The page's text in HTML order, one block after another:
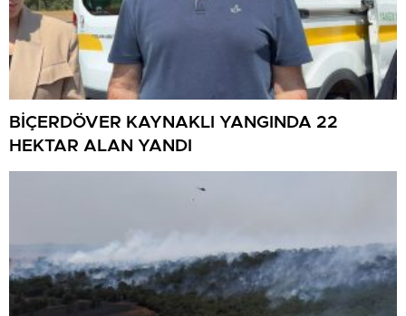
BİÇERDÖVER KAYNAKLI YANGINDA 22
HEKTAR ALAN YANDI